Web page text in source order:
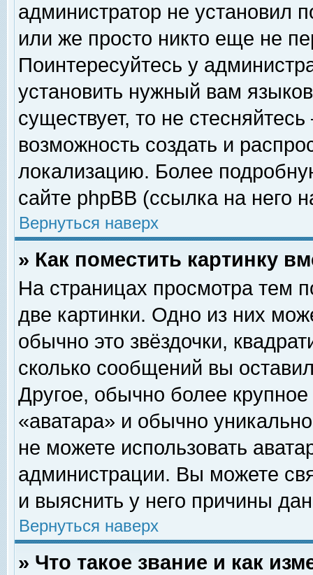
администратор не установил
или же просто никто еще не
Поинтересуйтесь у
установить нужный вам
существует, то не
возможность создать и
локализацию. Более
сайте phpBB (ссылка на него
Вернуться наверх
» Как поместить картинку
На страницах просмотра тем
две картинки. Одно из них
обычно это звёздочки,
сколько сообщений вы
Другое, обычно более
«аватара» и обычно
не можете использовать
администрации. Вы можете
и выяснить у него причины
Вернуться наверх
» Что такое звание и как